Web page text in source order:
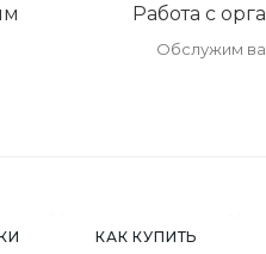
Работа с
Обслужим
КАК КУПИТЬ